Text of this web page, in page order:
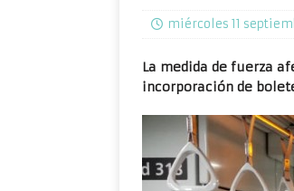
miércoles 11
La medida de fuerza
incorporación de